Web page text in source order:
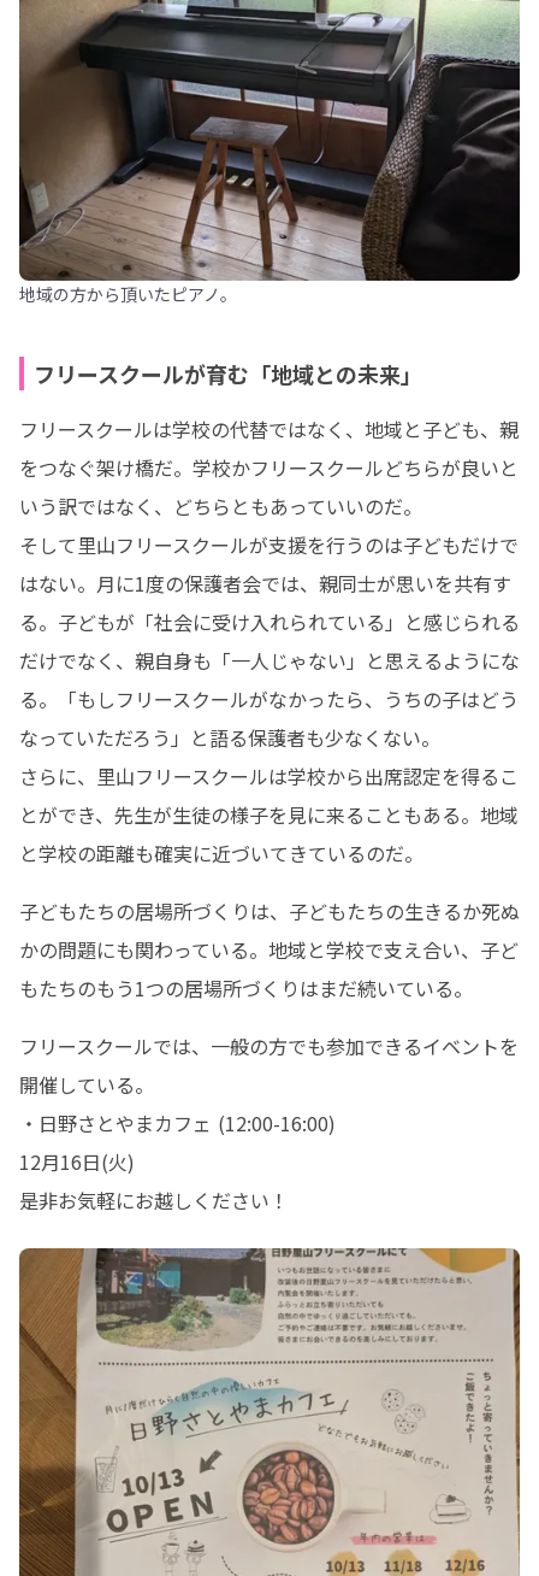
地域の方から頂いたピアノ。
フリースクールが育む「地域との未来」
フリースクールは学校の代替ではなく、地域と子ども、親
をつなぐ架け橋だ。学校かフリースクールどちらが良いと
いう訳ではなく、どちらともあっていいのだ。
そして里山フリースクールが支援を行うのは子どもだけで
はない。月に1度の保護者会では、親同士が思いを共有す
る。子どもが「社会に受け入れられている」と感じられる
だけでなく、親自身も「一人じゃない」と思えるようにな
る。「もしフリースクールがなかったら、うちの子はどう
なっていただろう」と語る保護者も少なくない。
さらに、里山フリースクールは学校から出席認定を得るこ
とができ、先生が生徒の様子を見に来ることもある。地域
と学校の距離も確実に近づいてきているのだ。
子どもたちの居場所づくりは、子どもたちの生きるか死ぬ
かの問題にも関わっている。地域と学校で支え合い、子ど
もたちのもう1つの居場所づくりはまだ続いている。
フリースクールでは、一般の方でも参加できるイベントを
開催している。
・日野さとやまカフェ (12:00-16:00)
12月16日(火)
是非お気軽にお越しください！